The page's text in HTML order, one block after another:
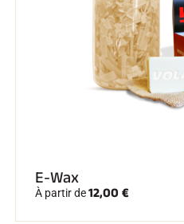
E-Wax
À partir de12,00 €